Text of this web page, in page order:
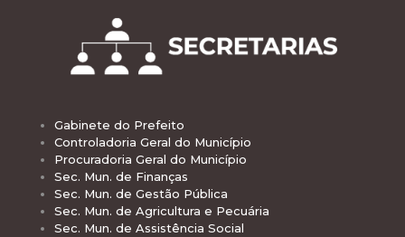
Gabinete do Prefeito
Controladoria Geral do Município
Procuradoria Geral do Município
Sec. Mun. de Finanças
Sec. Mun. de Gestão Pública
Sec. Mun. de Agricultura e Pecuária
Sec. Mun. de Assistência Social